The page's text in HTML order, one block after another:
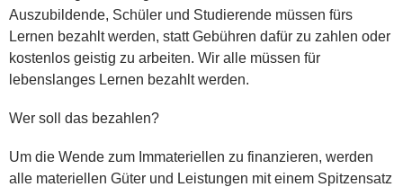
Auszubildende, Schüler und Studierende müssen fürs
Lernen bezahlt werden, statt Gebühren dafür zu zahlen oder
kostenlos geistig zu arbeiten. Wir alle müssen für
lebenslanges Lernen bezahlt werden.
Wer soll das bezahlen?
Um die Wende zum Immateriellen zu finanzieren, werden
alle materiellen Güter und Leistungen mit einem Spitzensatz